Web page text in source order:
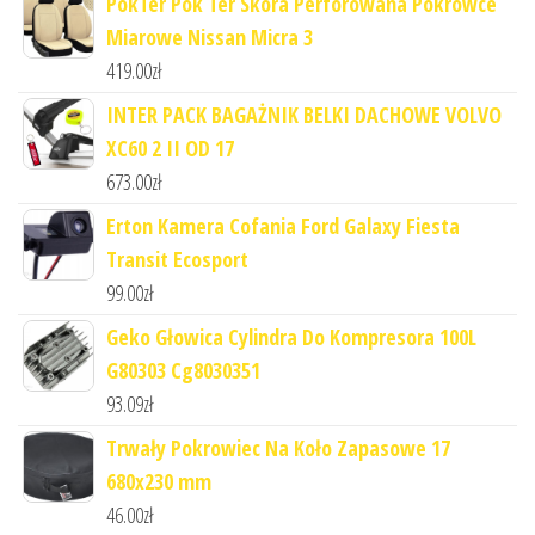
Miarowe Nissan Micra 3
419.00zł
INTER PACK BAGAŻNIK BELKI DACHOWE VOLVO
XC60 2 II OD 17
673.00zł
Erton Kamera Cofania Ford Galaxy Fiesta
Transit Ecosport
99.00zł
Geko Głowica Cylindra Do Kompresora 100L
G80303 Cg8030351
93.09zł
Trwały Pokrowiec Na Koło Zapasowe 17
680x230 mm
46.00zł